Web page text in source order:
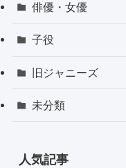
俳優・女優
子役
旧ジャニーズ
未分類
人気記事